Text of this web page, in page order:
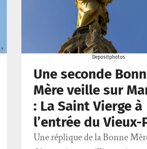
Depositphotos
Une seconde
Mère veille sur
: La Saint Vierge à
l’entrée du Vieux-
Une réplique de la Bonne